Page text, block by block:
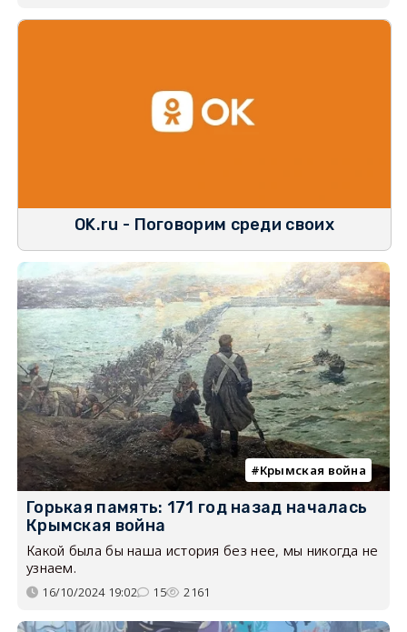
OK.ru - Поговорим среди своих
Крымская война
Горькая память: 171 год назад началась
Крымская война
Какой была бы наша история без нее, мы никогда не
узнаем.
16/10/2024 19:02 15 2161